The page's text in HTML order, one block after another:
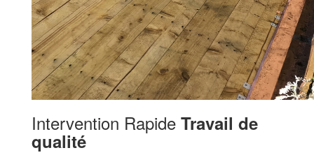
Intervention Rapide Travail de
qualité